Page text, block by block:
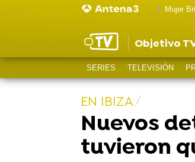
Mujer
Objetivo
SERIES TELEVISIÓN
EN IBIZA
Nuevos
tuvieron